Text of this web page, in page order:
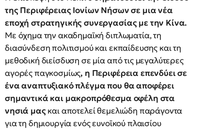
της Περιφέρειας Ιονίων Νήσων σε μια νέα
εποχή στρατηγικής συνεργασίας με την Κίνα.
Με όχημα την ακαδημαϊκή διπλωματία, τη
διασύνδεση πολιτισμού και εκπαίδευσης και τη
μεθοδική διείσδυση σε μία από τις μεγαλύτερες
αγορές παγκοσμίως, η Περιφέρεια επενδύει σε
ένα αναπτυξιακό πλέγμα που θα αποφέρει
σημαντικά και μακροπρόθεσμα οφέλη στα
νησιά μαςκαι αποτελεί θεμελιώδη παράγοντα
για τη δημιουργία ενός ευνοϊκού πλαισίου